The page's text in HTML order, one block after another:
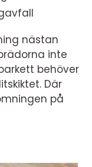
nästan
inte
behöver
Där
på